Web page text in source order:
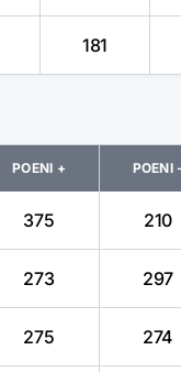
181
POENI + POENI -
375 210
273 297
275 274